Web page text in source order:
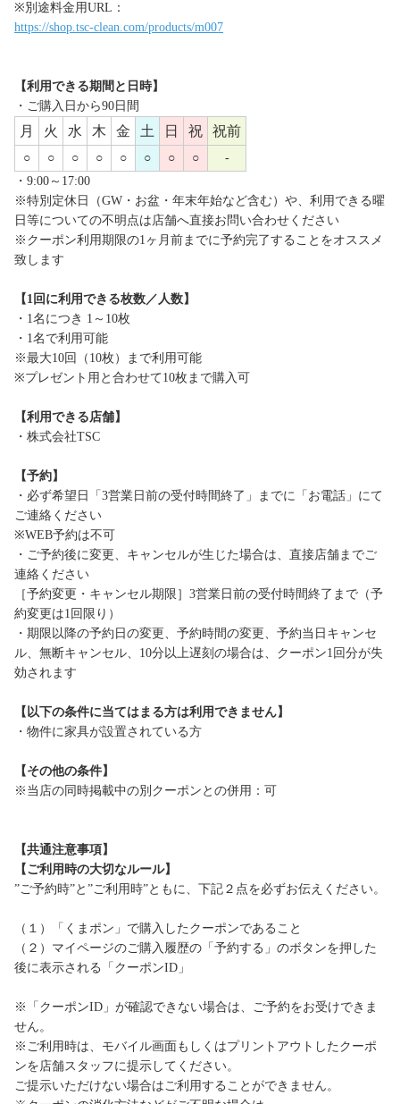
※別途料金用URL：
https://shop.tsc-clean.com/products/m007
【利用できる期間と日時】
・ご購入日から90日間
月 火 水 木 金 土 日 祝 祝前
○ ○ ○ ○ ○ ○ ○ ○
-
・9:00～17:00
※特別定休日（GW・お盆・年末年始など含む）や、利用できる曜
日等についての不明点は店舗へ直接お問い合わせください
※クーポン利用期限の1ヶ月前までに予約完了することをオススメ
致します
【1回に利用できる枚数／人数】
・1名につき 1～10枚
・1名で利用可能
※最大10回（10枚）まで利用可能
※プレゼント用と合わせて10枚まで購入可
【利用できる店舗】
・株式会社TSC
【予約】
・必ず希望日「3営業日前の受付時間終了」までに「お電話」にて
ご連絡ください
※WEB予約は不可
・ご予約後に変更、キャンセルが生じた場合は、直接店舗までご
連絡ください
［予約変更・キャンセル期限］3営業日前の受付時間終了まで（予
約変更は1回限り）
・期限以降の予約日の変更、予約時間の変更、予約当日キャンセ
ル、無断キャンセル、10分以上遅刻の場合は、クーポン1回分が失
効されます
【以下の条件に当てはまる方は利用できません】
・物件に家具が設置されている方
【その他の条件】
※当店の同時掲載中の別クーポンとの併用：可
【共通注意事項】
【ご利用時の大切なルール】
”ご予約時”と”ご利用時”ともに、下記２点を必ずお伝えください。
（１）「くまポン」で購入したクーポンであること
（２）マイページのご購入履歴の「予約する」のボタンを押した
後に表示される「クーポンID」
※「クーポンID」が確認できない場合は、ご予約をお受けできま
せん。
※ご利用時は、モバイル画面もしくはプリントアウトしたクーポ
ンを店舗スタッフに提示してください。
ご提示いただけない場合はご利用することができません。